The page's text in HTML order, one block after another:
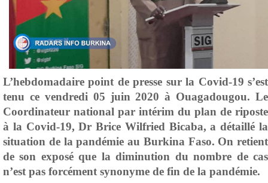
L’hebdomadaire point de presse sur la Covid-19 s’est
tenu ce vendredi 05 juin 2020 à Ouagadougou. Le
Coordinateur national par intérim du plan de riposte
à la Covid-19, Dr Brice Wilfried Bicaba, a détaillé la
situation de la pandémie au Burkina Faso. On retient
de son exposé que la diminution du nombre de cas
n’est pas forcément synonyme de fin de la pandémie.